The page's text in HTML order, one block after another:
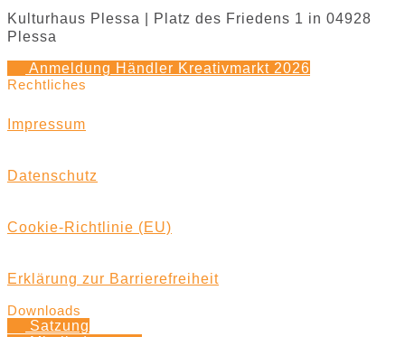
Kulturhaus Plessa | Platz des Friedens 1 in 04928
Plessa
Anmeldung Händler Kreativmarkt 2026
Rechtliches
Impressum
Datenschutz
Cookie-Richtlinie (EU)
Erklärung zur Barrierefreiheit
Downloads
Satzung